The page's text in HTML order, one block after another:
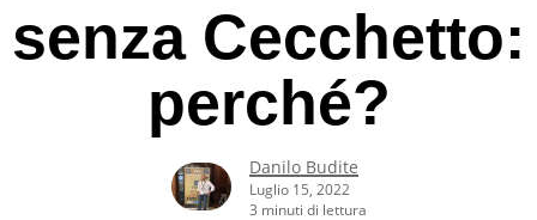
senza Cecchetto:
perché?
Danilo Budite
Luglio 15, 2022
3 minuti di lettura